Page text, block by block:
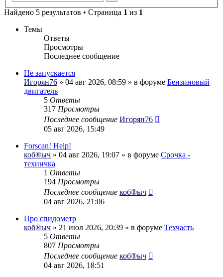
Найдено 5 результатов • Страница 1 из 1
Темы
Ответы
Просмотры
Последнее сообщение
Не запускается
Игорян76 » 04 авг 2026, 08:59 » в форуме Бензиновый
двигатель
5 Ответы
317 Просмотры
Последнее сообщение Игорян76
05 авг 2026, 15:49
Forscan! Help!
коб®ыч » 04 авг 2026, 19:07 » в форуме Срочка -
техничка
1 Ответы
194 Просмотры
Последнее сообщение коб®ыч
04 авг 2026, 21:06
Про спидометр
коб®ыч » 21 июл 2026, 20:39 » в форуме Техчасть
5 Ответы
807 Просмотры
Последнее сообщение коб®ыч
04 авг 2026, 18:51